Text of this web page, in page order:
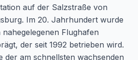
auf der Salzstraße von
Im 20. Jahrhundert wurde
Flughafen
der seit 1992 betrieben wird.
der am schnellsten wachsenden